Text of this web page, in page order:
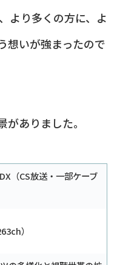
より多くの方に、よ
想いが強まったので
ありました。
（CS放送・一部ケーブ
）